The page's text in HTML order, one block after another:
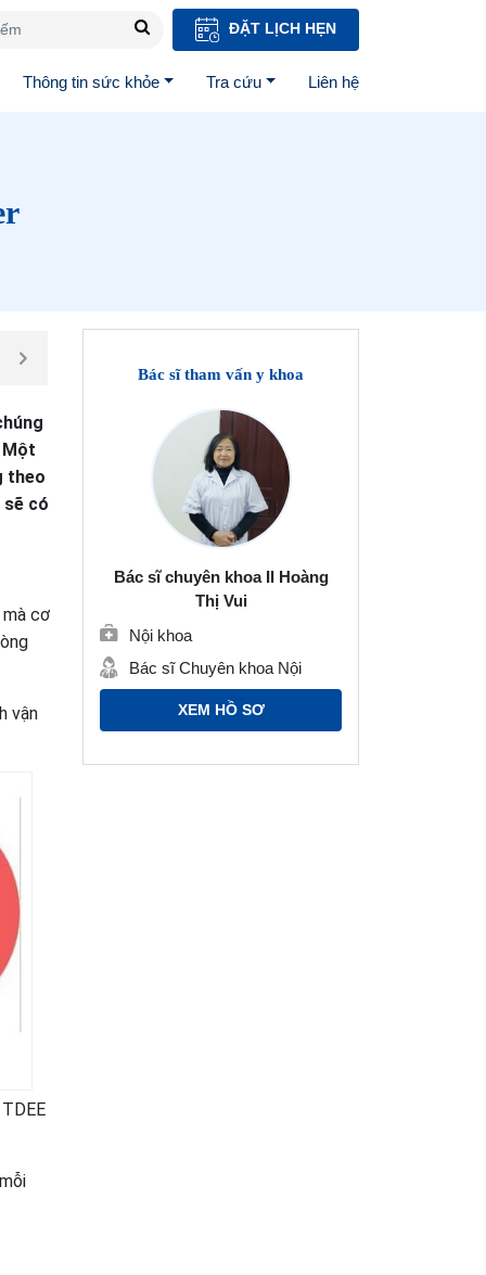
ĐẶT LỊCH HẸN
Thông tin sức khỏe Tra cứu Liên hệ
Một
theo
sẽ có
cơ
vận
Bác sĩ tham vấn y khoa
Bác sĩ chuyên khoa II Hoàng
Thị Vui
Nội khoa
Bác sĩ Chuyên khoa Nội
XEM HỒ SƠ